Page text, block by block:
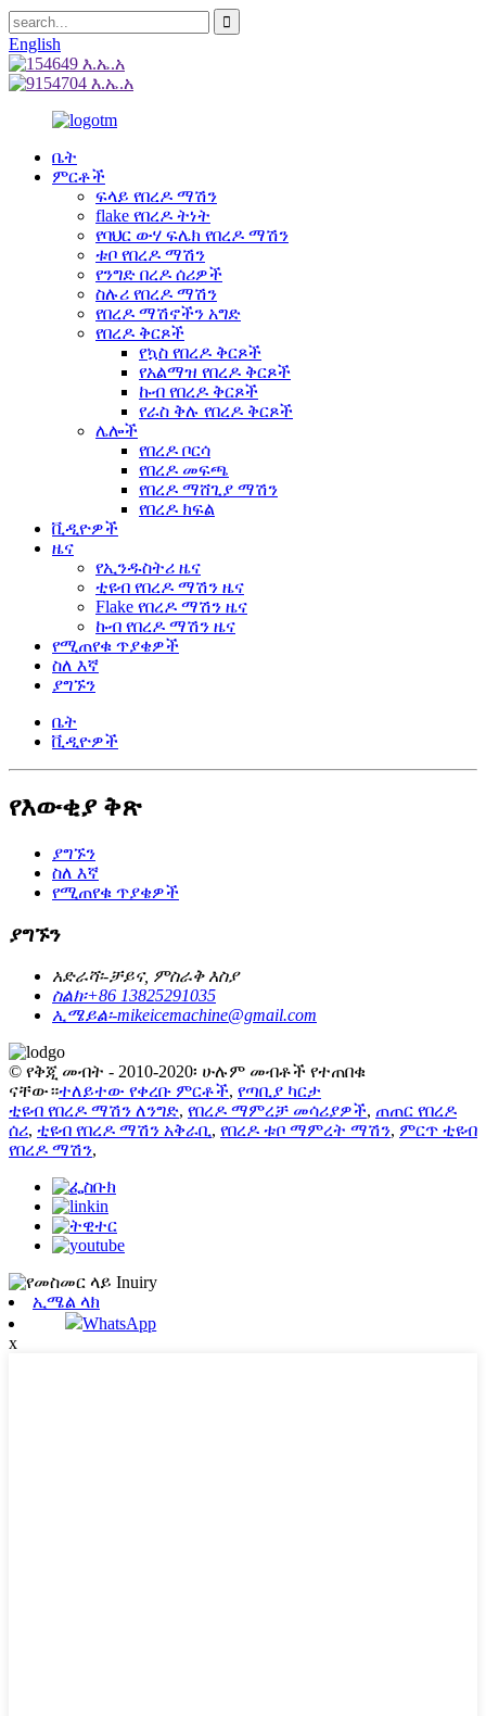
English
ቤት
ምርቶች
ፍላይ የበረዶ ማሽን
flake የበረዶ ትነት
የባህር ውሃ ፍሌክ የበረዶ ማሽን
ቱቦ የበረዶ ማሽን
የንግድ በረዶ ሰሪዎች
ስሉሪ የበረዶ ማሽን
የበረዶ ማሽኖችን አግድ
የበረዶ ቅርጾች
የኳስ የበረዶ ቅርጾች
የአልማዝ የበረዶ ቅርጾች
ኩብ የበረዶ ቅርጾች
የራስ ቅሉ የበረዶ ቅርጾች
ሌሎች
የበረዶ ቦርሳ
የበረዶ መፍጫ
የበረዶ ማሸጊያ ማሽን
የበረዶ ክፍል
ቪዲዮዎች
ዜና
የኢንዱስትሪ ዜና
ቲዩብ የበረዶ ማሽን ዜና
Flake የበረዶ ማሽን ዜና
ኩብ የበረዶ ማሽን ዜና
የሚጠየቁ ጥያቄዎች
ስለ እኛ
ያግኙን
ቤት
ቪዲዮዎች
የእውቂያ ቅጽ
ያግኙን
ስለ እኛ
የሚጠየቁ ጥያቄዎች
ያግኙን
አድራሻ፡-ቻይና, ምስራቅ እስያ
ስልክ፡+86 13825291035
ኢሜይል፡-mikeicemachine@gmail.com
© የቅጂ መብት - 2010-2020፡ ሁሉም መብቶች የተጠበቁ
ናቸው።ተለይተው የቀረቡ ምርቶች, የጣቢያ ካርታ
ቲዩብ የበረዶ ማሽን ለንግድ, የበረዶ ማምረቻ መሳሪያዎች, ጠጠር የበረዶ
ሰሪ, ቲዩብ የበረዶ ማሽን አቅራቢ, የበረዶ ቱቦ ማምረት ማሽን, ምርጥ ቲዩብ
የበረዶ ማሽን,
ኢሜል ላክ
WhatsApp
x